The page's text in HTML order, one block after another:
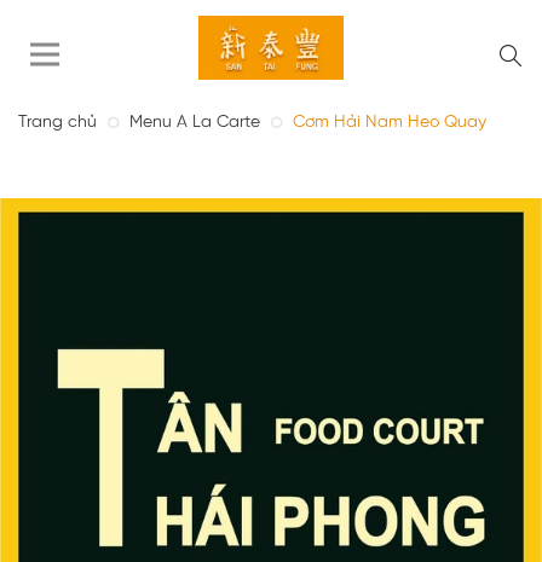
Trang chủ Menu A La Carte Cơm Hải Nam Heo Quay